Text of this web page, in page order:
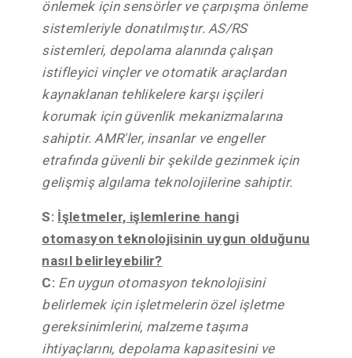
önlemek için sensörler ve çarpışma önleme
sistemleriyle donatılmıştır. AS/RS
sistemleri, depolama alanında çalışan
istifleyici vinçler ve otomatik araçlardan
kaynaklanan tehlikelere karşı işçileri
korumak için güvenlik mekanizmalarına
sahiptir. AMR'ler, insanlar ve engeller
etrafında güvenli bir şekilde gezinmek için
gelişmiş algılama teknolojilerine sahiptir.
S: İşletmeler, işlemlerine hangi
otomasyon teknolojisinin uygun olduğunu
nasıl belirleyebilir?
C: En uygun otomasyon teknolojisini
belirlemek için işletmelerin özel işletme
gereksinimlerini, malzeme taşıma
ihtiyaçlarını, depolama kapasitesini ve